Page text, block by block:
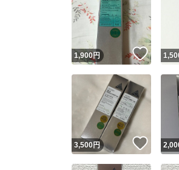
1,900円 いい
3,500円 いい